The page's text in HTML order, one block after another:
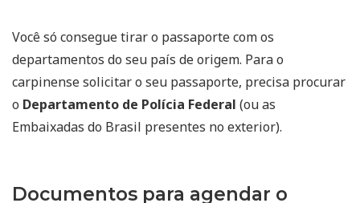
Você só consegue tirar o passaporte com os
departamentos do seu país de origem. Para o
carpinense solicitar o seu passaporte, precisa procurar
o Departamento de Polícia Federal (ou as
Embaixadas do Brasil presentes no exterior).
Documentos para agendar o